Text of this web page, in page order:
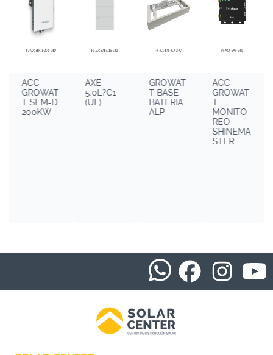
ACC
GROWAT
T SEM-D
200KW
AXE
5.0L?C1
(UL)
GROWAT
T BASE
BATERIA
ALP
ACC
GROWAT
T
MONITO
REO
SHINEMA
STER